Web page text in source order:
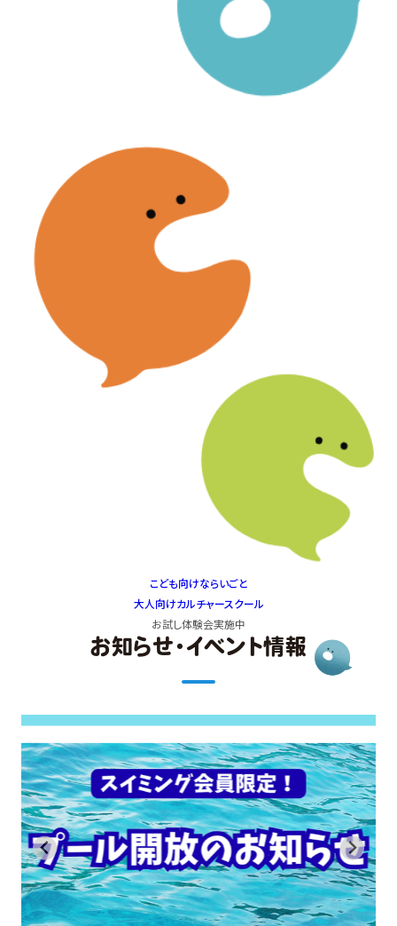
こども向けならいごと
大人向けカルチャースクール
お試し体験会実施中
お知らせ・イベント情報